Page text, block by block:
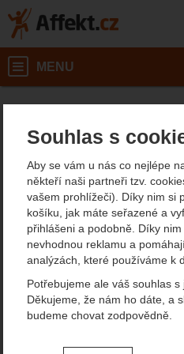
Souhlas s
Aby se vám u nás co nejlépe
někteří naši partneři tzv.
vašem prohlížeči). Díky nim si
košíku, jak máte seřazené a
přihlášeni a podobně. Díky
nevhodnou reklamu a
analýzách, které používáme k
Potřebujeme ale váš souhlas s
Děkujeme, že nám ho dáte, a
budeme chovat zodpovědně.
Nastavení
MENU
Deuter Gröden
turistický
Fotografie